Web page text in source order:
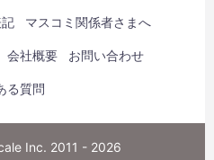
マスコミ関係者さまへ
会社概要 お問い合わせ
る質問
Inc. 2011 - 2026